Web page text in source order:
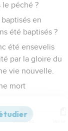
le péché ?
en
été baptisés ?
été ensevelis
par la gloire du
vie nouvelle.
mort
une
avec lui